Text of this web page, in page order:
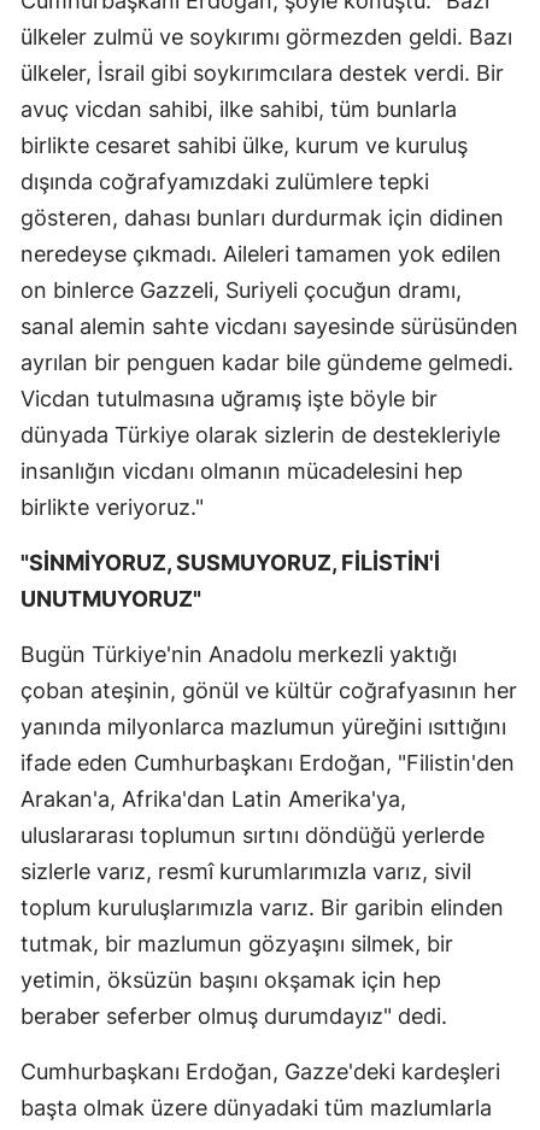
ülkeler zulmü ve soykırımı görmezden geldi. Bazı
ülkeler, İsrail gibi soykırımcılara destek verdi. Bir
avuç vicdan sahibi, ilke sahibi, tüm bunlarla
birlikte cesaret sahibi ülke, kurum ve kuruluş
dışında coğrafyamızdaki zulümlere tepki
gösteren, dahası bunları durdurmak için didinen
neredeyse çıkmadı. Aileleri tamamen yok edilen
on binlerce Gazzeli, Suriyeli çocuğun dramı,
sanal alemin sahte vicdanı sayesinde sürüsünden
ayrılan bir penguen kadar bile gündeme gelmedi.
Vicdan tutulmasına uğramış işte böyle bir
dünyada Türkiye olarak sizlerin de destekleriyle
insanlığın vicdanı olmanın mücadelesini hep
birlikte veriyoruz."
"SİNMİYORUZ, SUSMUYORUZ, FİLİSTİN'İ
UNUTMUYORUZ"
Bugün Türkiye'nin Anadolu merkezli yaktığı
çoban ateşinin, gönül ve kültür coğrafyasının her
yanında milyonlarca mazlumun yüreğini ısıttığını
ifade eden Cumhurbaşkanı Erdoğan, "Filistin'den
Arakan'a, Afrika'dan Latin Amerika'ya,
uluslararası toplumun sırtını döndüğü yerlerde
sizlerle varız, resmî kurumlarımızla varız, sivil
toplum kuruluşlarımızla varız. Bir garibin elinden
tutmak, bir mazlumun gözyaşını silmek, bir
yetimin, öksüzün başını okşamak için hep
beraber seferber olmuş durumdayız" dedi.
Cumhurbaşkanı Erdoğan, Gazze'deki kardeşleri
başta olmak üzere dünyadaki tüm mazlumlarla